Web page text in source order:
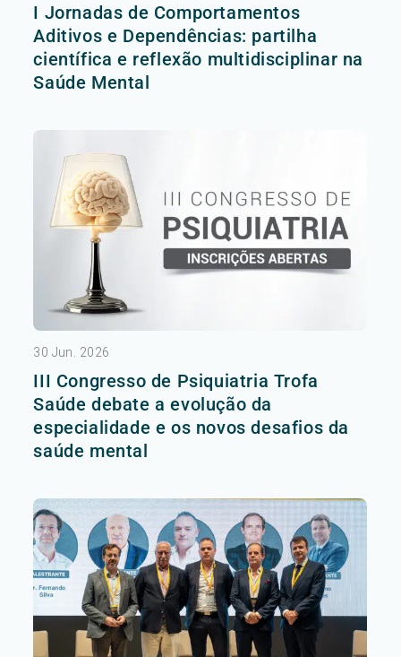
I Jornadas de Comportamentos
Aditivos e Dependências: partilha
científica e reflexão multidisciplinar na
Saúde Mental
30 Jun. 2026
III Congresso de Psiquiatria Trofa
Saúde debate a evolução da
especialidade e os novos desafios da
saúde mental